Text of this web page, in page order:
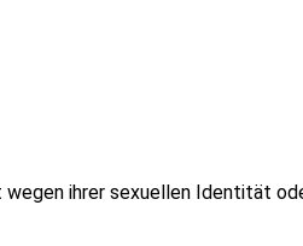
ihrer sexuellen Identität